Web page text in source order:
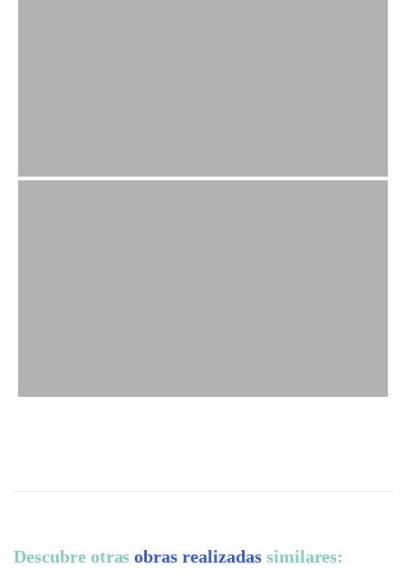
Descubre otrasobras realizadassimilares: